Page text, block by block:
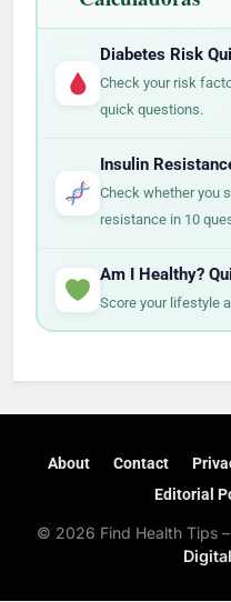
Diabetes Risk
Check your risk
quick questions.
Insulin
Check whether you
resistance in 10
Am I Healthy?
Score your lifestyle
About Contact
Editorial
© 2026 Find Health Tips